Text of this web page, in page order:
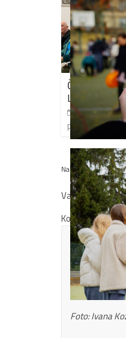
Foto: Ivana
Češi a
Listopad 89
18. 11. 2024
povolené
Napsat komentář
Vaše e-mailová
Komentář*